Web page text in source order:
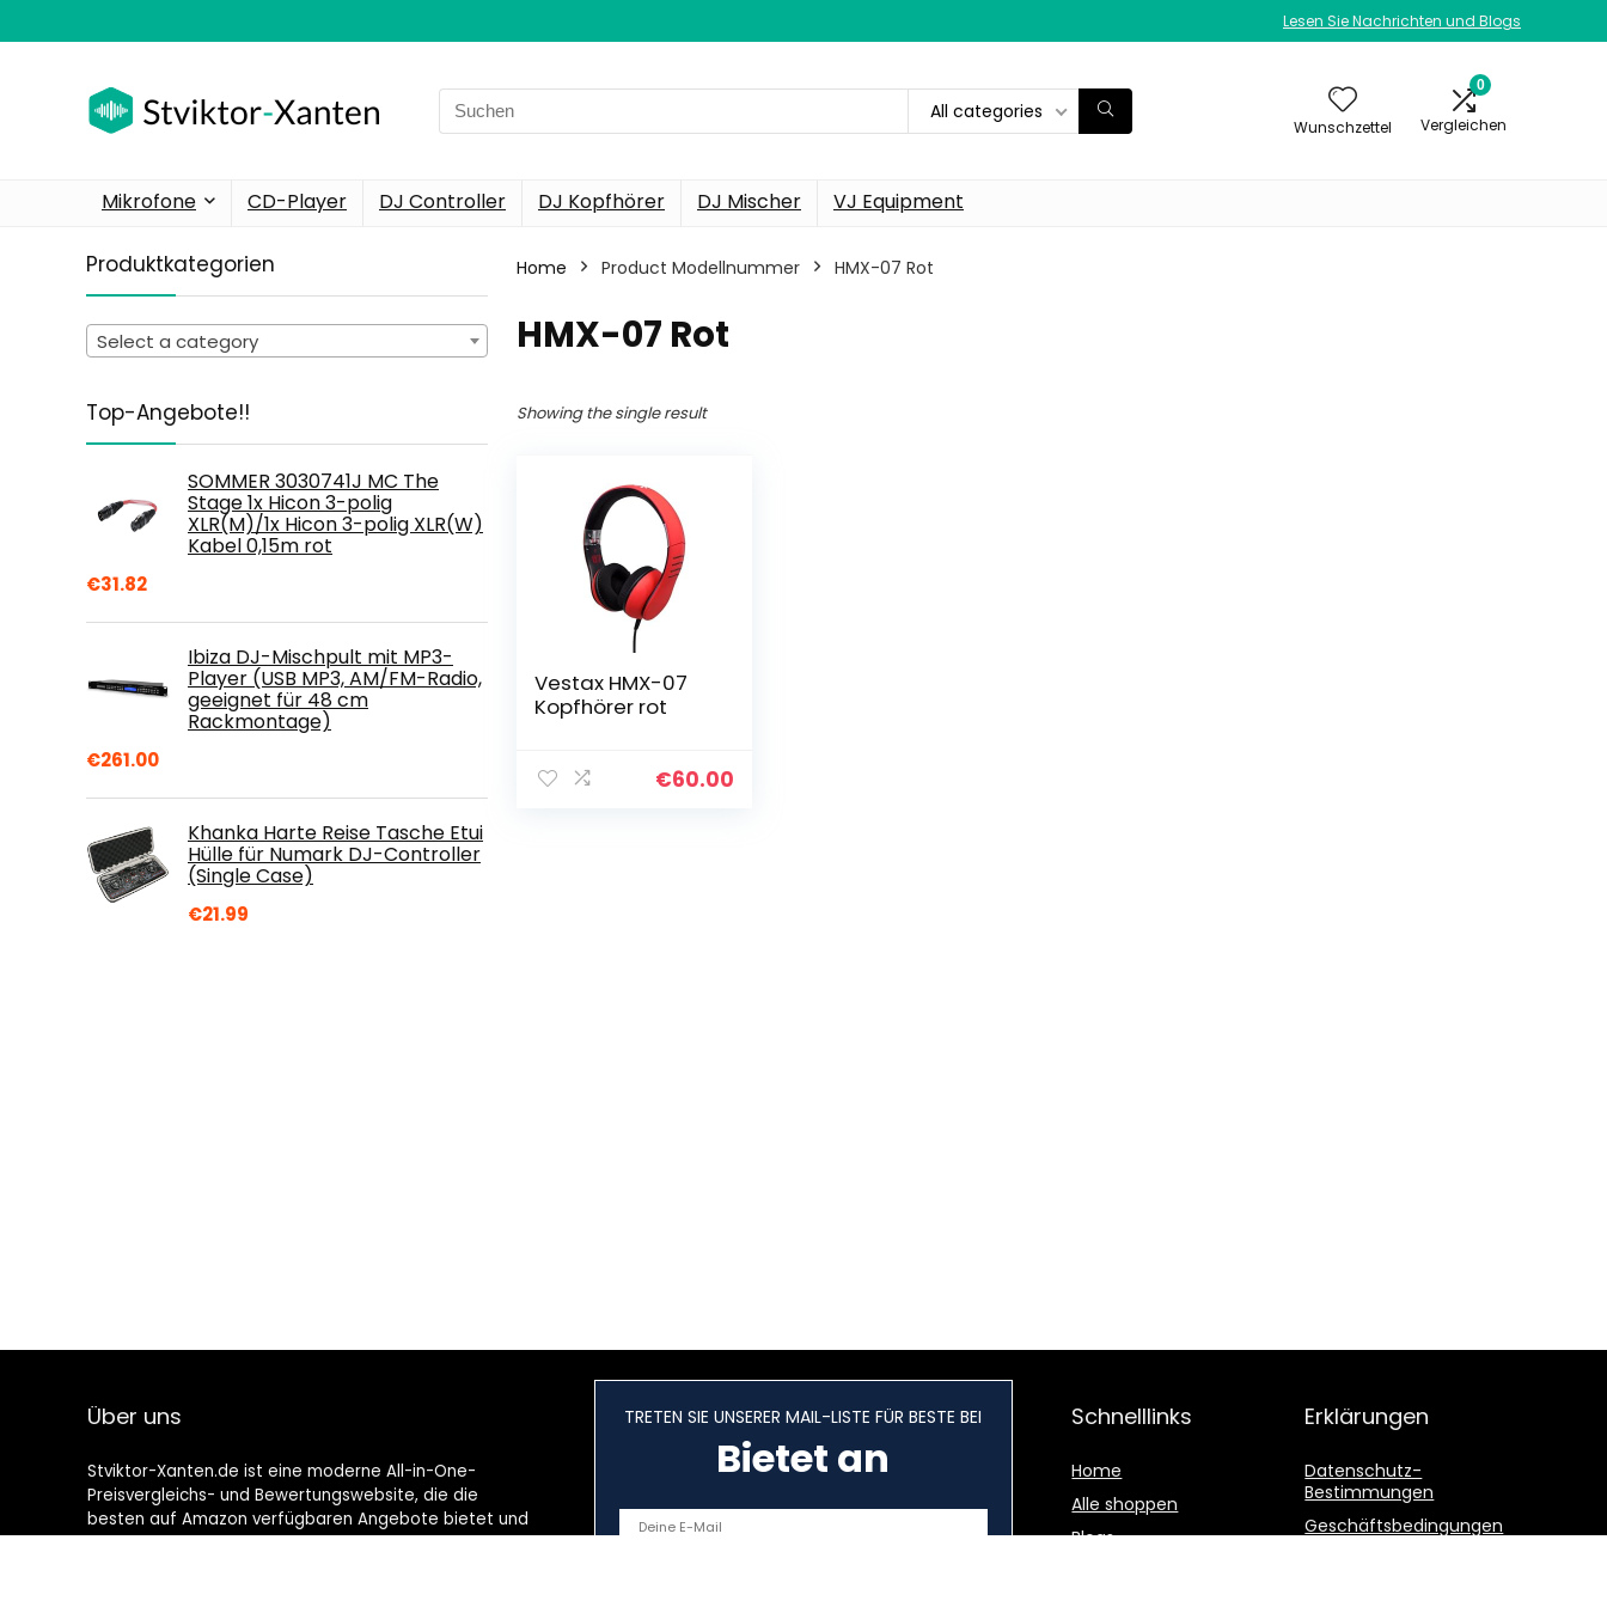
Lesen Sie Nachrichten und Blogs
Search
for:
All categories
Wunschzettel
0
Vergleichen
Mikrofone CD-Player DJ Controller DJ Kopfhörer DJ Mischer VJ Equipment
Produktkategorien
Select a category
Top-Angebote!!
SOMMER 3030741J MC The
Stage 1x Hicon 3-polig
XLR(M)/1x Hicon 3-polig XLR(W)
Kabel 0,15m rot
€31.82
Ibiza DJ-Mischpult mit MP3-
Player (USB MP3, AM/FM-Radio,
geeignet für 48 cm
Rackmontage)
€261.00
Khanka Harte Reise Tasche Etui
Hülle für Numark DJ-Controller
(Single Case)
€21.99
Home Product Modellnummer ‎HMX-07 Rot
‎HMX-07 Rot
Showing the single result
Vestax HMX-07
Kopfhörer rot
€60.00
Über uns
Stviktor-Xanten.de ist eine moderne All-in-One-
Preisvergleichs- und Bewertungswebsite, die die
besten auf Amazon verfügbaren Angebote bietet und
Sie durch die neuesten hinzugefügten Blogs auf dem
TRETEN SIE UNSERER MAIL-LISTE FÜR BESTE BEI
Bietet an
Schnelllinks
Home
Alle shoppen
Blogs
Erklärungen
Datenschutz-
Bestimmungen
Geschäftsbedingungen